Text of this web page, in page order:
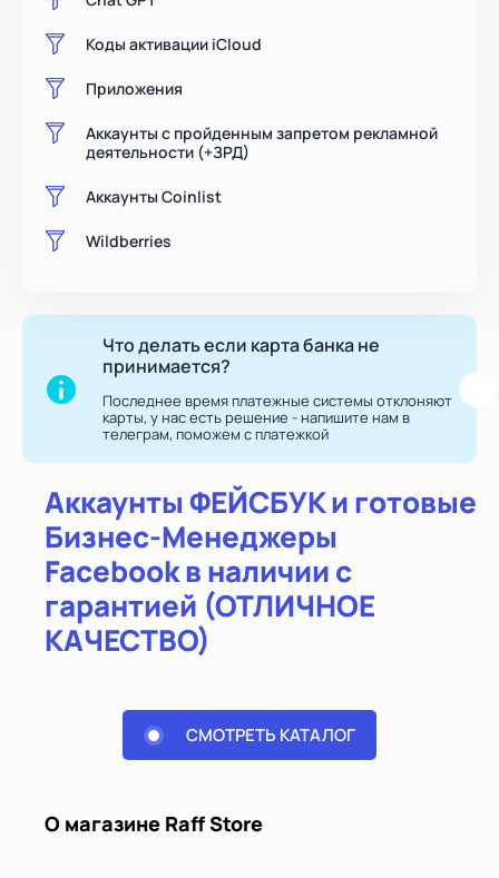
Коды активации iCloud
Приложения
Аккаунты с пройденным запретом рекламной
деятельности (+ЗРД)
Аккаунты Coinlist
Wildberries
Что делать если карта банка не
принимается?
Последнее время платежные системы отклоняют
карты, у нас есть решение - напишите нам в
телеграм, поможем с платежкой
Аккаунты ФЕЙСБУК и готовые
Бизнес-Менеджеры
Facebook в наличии с
гарантией (ОТЛИЧНОЕ
КАЧЕСТВО)
СМОТРЕТЬ КАТАЛОГ
О магазине Raff Store